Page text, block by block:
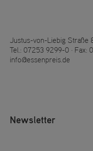
Justus-von-Liebig Straße
Tel.: 07253 9299-0 · Fax:
info@essenpreis.de
Newsletter